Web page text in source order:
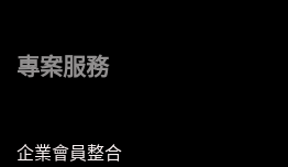
專案服務
企業會員整合